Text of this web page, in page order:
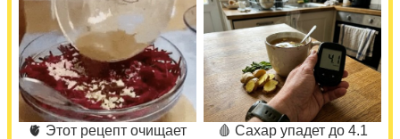
🫀 Этот рецепт очищает
🩸 Сахар упадет до 4.1